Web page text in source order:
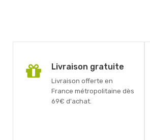
Livraison gratuite
Livraison offerte en
France métropolitaine dès
69€ d'achat.